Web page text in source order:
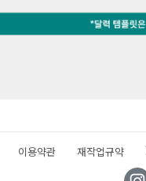
이용약관 재작업규약